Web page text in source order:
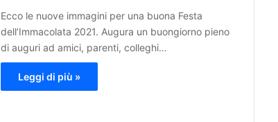
Ecco le nuove immagini per una buona Festa
dell’Immacolata 2021. Augura un buongiorno pieno
di auguri ad amici, parenti, colleghi…
Leggi di più »